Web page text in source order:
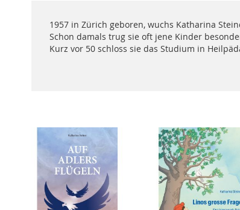
1957 in Zürich geboren, wuchs Katharina
Schon damals trug sie oft jene Kinder
Kurz vor 50 schloss sie das Studium in